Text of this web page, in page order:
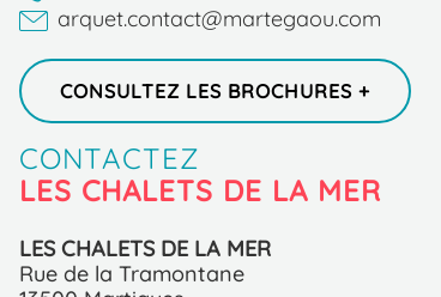
arquet.contact@martegaou.com
CONSULTEZ LES BROCHURES +
CONTACTEZ
LES CHALETS DE LA MER
LES CHALETS DE LA MER
Rue de la Tramontane